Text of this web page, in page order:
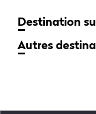
Destination
Autres